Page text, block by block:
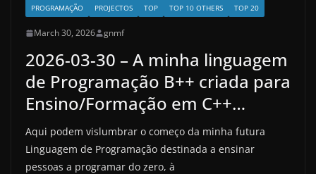
PROGRAMAÇÃO
PROJECTOS TOP TOP 10 OTHERS TOP 20
March 30, 2026 gnmf
2026-03-30 – A minha linguagem
de Programação B++ criada para
Ensino/Formação em C++…
Aqui podem vislumbrar o começo da minha futura
Linguagem de Programação destinada a ensinar
pessoas a programar do zero, à